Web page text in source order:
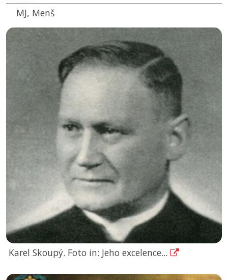
MJ, Menš
Karel Skoupý. Foto in: Jeho excelence...